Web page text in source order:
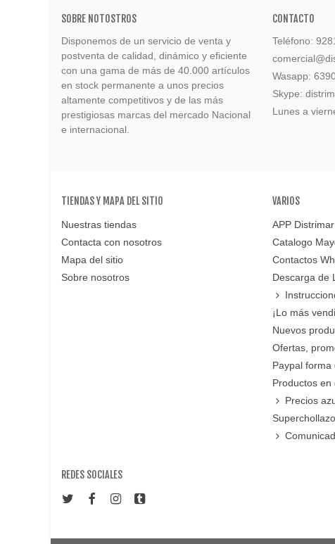
SOBRE NOTOSTROS
Disponemos de un servicio de venta y
postventa de calidad, dinámico y eficiente
con una gama de más de 40.000 artículos
en stock permanente a unos precios
altamente competitivos y de las más
prestigiosas marcas del mercado Nacional
e internacional.
CONTACTO
Teléfono:
Wasapp:
Skype:
Lunes a
TIENDAS Y MAPA DEL SITIO
Nuestras tiendas
Contacta con nosotros
Mapa del sitio
Sobre nosotros
VARIOS
APP Distrimar
Catalogo
Contactos
Descarga de
¡Lo más
Nuevos
Ofertas,
Paypal forma
Productos en
Precios
Superchollazo
REDES SOCIALES